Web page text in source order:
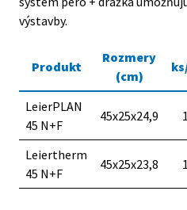
výstavby.
Produkt
Rozmery
(cm)
LeierPLAN
45 N+F
45x25x24,9
Leiertherm
45 N+F
45x25x23,8